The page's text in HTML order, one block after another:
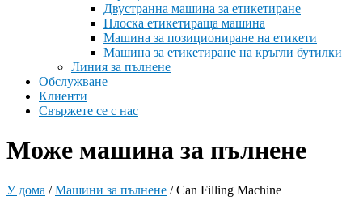
Двустранна машина за етикетиране
Плоска етикетираща машина
Машина за позициониране на етикети
Машина за етикетиране на кръгли бутилки
Линия за пълнене
Обслужване
Клиенти
Свържете се с нас
Може машина за пълнене
У дома /Машини за пълнене /Can Filling Machine